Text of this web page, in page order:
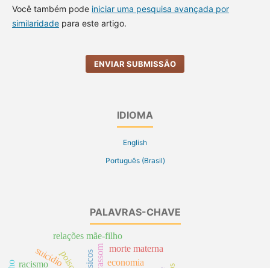
Você também pode iniciar uma pesquisa avançada por
similaridadepara este artigo.
ENVIAR SUBMISSÃO
IDIOMA
English
Português (Brasil)
PALAVRAS-CHAVE
relações mãe-filho
morte materna
economia
suicídio
racismo